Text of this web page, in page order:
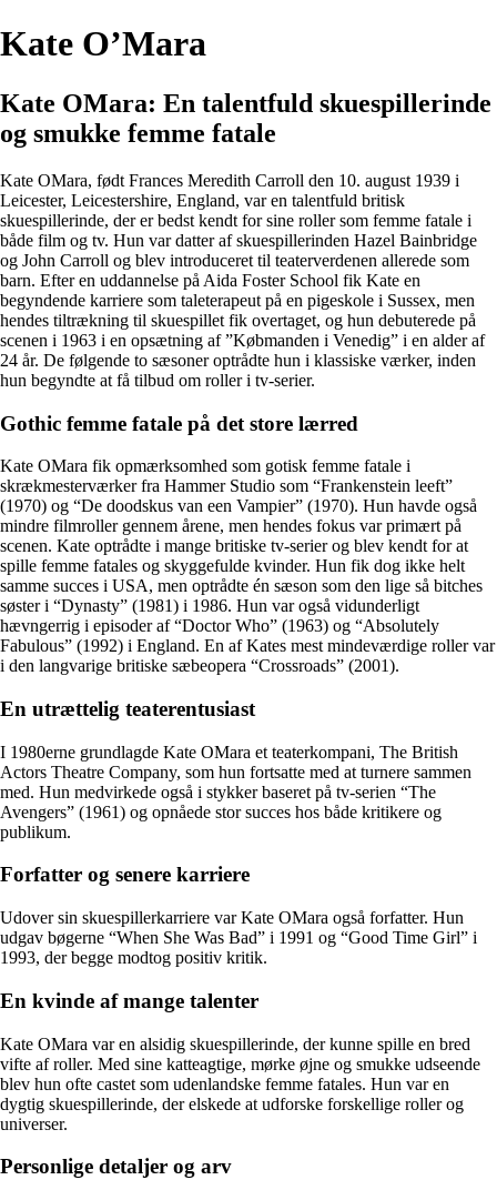
Kate O’Mara
Kate OMara: En talentfuld skuespillerinde
og smukke femme fatale
Kate OMara, født Frances Meredith Carroll den 10. august 1939 i
Leicester, Leicestershire, England, var en talentfuld britisk
skuespillerinde, der er bedst kendt for sine roller som femme fatale i
både film og tv. Hun var datter af skuespillerinden Hazel Bainbridge
og John Carroll og blev introduceret til teaterverdenen allerede som
barn. Efter en uddannelse på Aida Foster School fik Kate en
begyndende karriere som taleterapeut på en pigeskole i Sussex, men
hendes tiltrækning til skuespillet fik overtaget, og hun debuterede på
scenen i 1963 i en opsætning af ”Købmanden i Venedig” i en alder af
24 år. De følgende to sæsoner optrådte hun i klassiske værker, inden
hun begyndte at få tilbud om roller i tv-serier.
Gothic femme fatale på det store lærred
Kate OMara fik opmærksomhed som gotisk femme fatale i
skrækmesterværker fra Hammer Studio som “Frankenstein leeft”
(1970) og “De doodskus van een Vampier” (1970). Hun havde også
mindre filmroller gennem årene, men hendes fokus var primært på
scenen. Kate optrådte i mange britiske tv-serier og blev kendt for at
spille femme fatales og skyggefulde kvinder. Hun fik dog ikke helt
samme succes i USA, men optrådte én sæson som den lige så bitches
søster i “Dynasty” (1981) i 1986. Hun var også vidunderligt
hævngerrig i episoder af “Doctor Who” (1963) og “Absolutely
Fabulous” (1992) i England. En af Kates mest mindeværdige roller var
i den langvarige britiske sæbeopera “Crossroads” (2001).
En utrættelig teaterentusiast
I 1980erne grundlagde Kate OMara et teaterkompani, The British
Actors Theatre Company, som hun fortsatte med at turnere sammen
med. Hun medvirkede også i stykker baseret på tv-serien “The
Avengers” (1961) og opnåede stor succes hos både kritikere og
publikum.
Forfatter og senere karriere
Udover sin skuespillerkarriere var Kate OMara også forfatter. Hun
udgav bøgerne “When She Was Bad” i 1991 og “Good Time Girl” i
1993, der begge modtog positiv kritik.
En kvinde af mange talenter
Kate OMara var en alsidig skuespillerinde, der kunne spille en bred
vifte af roller. Med sine katteagtige, mørke øjne og smukke udseende
blev hun ofte castet som udenlandske femme fatales. Hun var en
dygtig skuespillerinde, der elskede at udforske forskellige roller og
universer.
Personlige detaljer og arv